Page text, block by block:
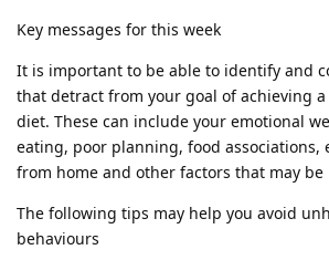
Key messages for this week
It is important to be able to identify and
that detract from your goal of achieving
diet. These can include your emotional
eating, poor planning, food associations,
from home and other factors that may be
The following tips may help you avoid
behaviours